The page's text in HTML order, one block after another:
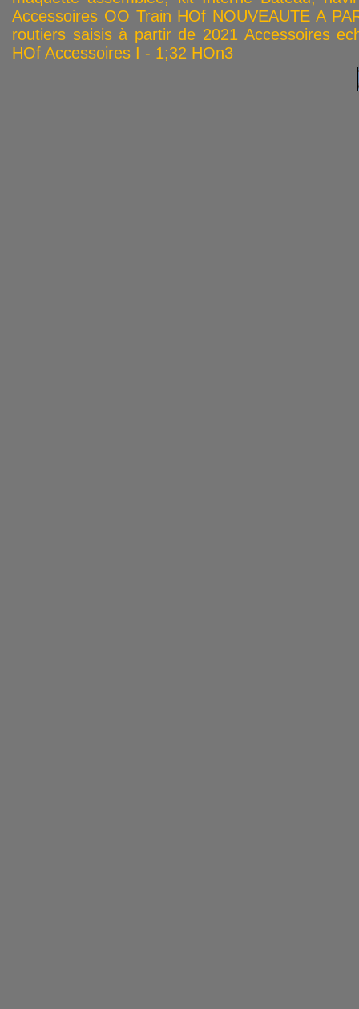
Accessoires OO Train HOf NOUVEAUTE A
routiers saisis à partir de 2021 Accessoires
HOf Accessoires I - 1;32 HOn3